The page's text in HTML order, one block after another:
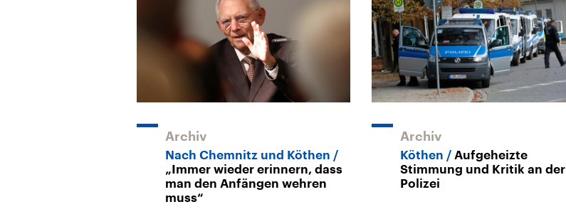
Archiv
Nach Chemnitz und Köthen
„Immer wieder erinnern, dass
man den Anfängen wehren
muss“
Archiv
Köthen
Aufgeheizte
Stimmung und Kritik an der
Polizei